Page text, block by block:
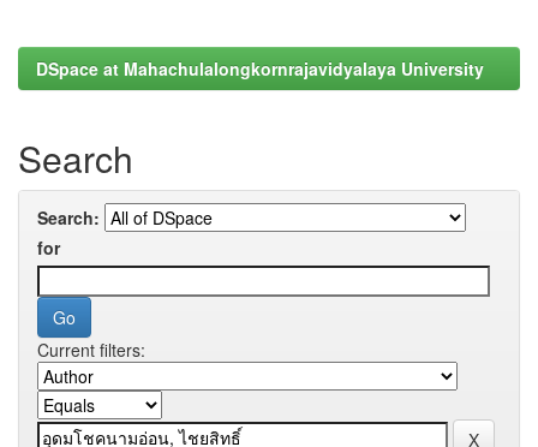
DSpace at Mahachulalongkornrajavidyalaya University
Search
Search:
for
Current filters: